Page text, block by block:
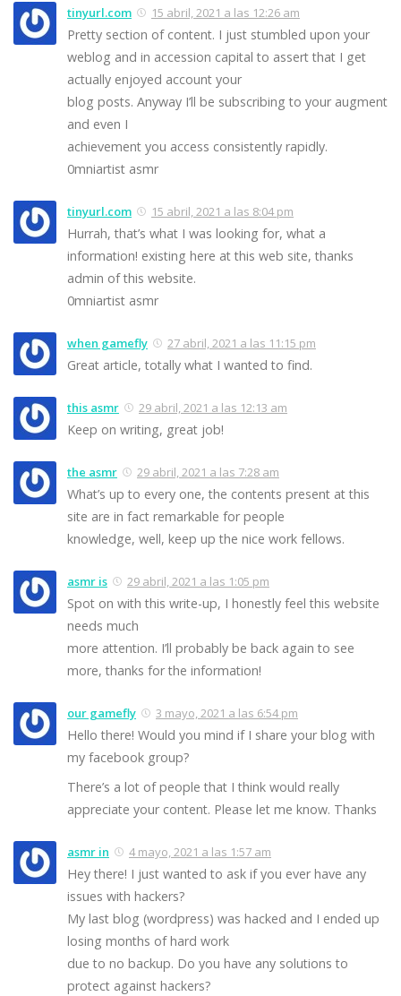
tinyurl.com 15 abril, 2021 a las 12:26 am
Pretty section of content. I just stumbled upon your
weblog and in accession capital to assert that I get
actually enjoyed account your
blog posts. Anyway I’ll be subscribing to your augment
and even I
achievement you access consistently rapidly.
0mniartist asmr
tinyurl.com 15 abril, 2021 a las 8:04 pm
Hurrah, that’s what I was looking for, what a
information! existing here at this web site, thanks
admin of this website.
0mniartist asmr
when gamefly 27 abril, 2021 a las 11:15 pm
Great article, totally what I wanted to find.
this asmr 29 abril, 2021 a las 12:13 am
Keep on writing, great job!
the asmr 29 abril, 2021 a las 7:28 am
What’s up to every one, the contents present at this
site are in fact remarkable for people
knowledge, well, keep up the nice work fellows.
asmr is 29 abril, 2021 a las 1:05 pm
Spot on with this write-up, I honestly feel this website
needs much
more attention. I’ll probably be back again to see
more, thanks for the information!
our gamefly 3 mayo, 2021 a las 6:54 pm
Hello there! Would you mind if I share your blog with
my facebook group?
There’s a lot of people that I think would really
appreciate your content. Please let me know. Thanks
asmr in 4 mayo, 2021 a las 1:57 am
Hey there! I just wanted to ask if you ever have any
issues with hackers?
My last blog (wordpress) was hacked and I ended up
losing months of hard work
due to no backup. Do you have any solutions to
protect against hackers?